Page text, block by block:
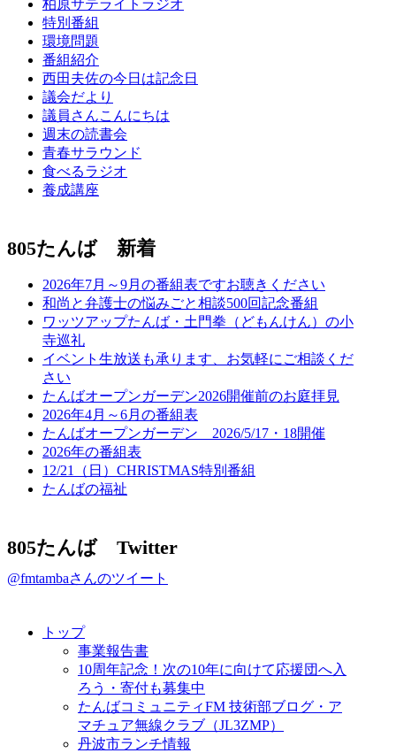
柏原サテライトラジオ
特別番組
環境問題
番組紹介
西田夫佐の今日は記念日
議会だより
議員さんこんにちは
週末の読書会
青春サラウンド
食べるラジオ
養成講座
805たんば 新着
2026年7月～9月の番組表ですお聴きください
和尚と弁護士の悩みごと相談500回記念番組
ワッツアップたんば・土門拳（どもんけん）の小
寺巡礼
イベント生放送も承ります、お気軽にご相談くだ
さい
たんばオープンガーデン2026開催前のお庭拝見
2026年4月～6月の番組表
たんばオープンガーデン 2026/5/17・18開催
2026年の番組表
12/21（日）CHRISTMAS特別番組
たんばの福祉
805たんば Twitter
@fmtambaさんのツイート
トップ
事業報告書
10周年記念！次の10年に向けて応援団へ入
ろう・寄付も募集中
たんばコミュニティFM 技術部ブログ・ア
マチュア無線クラブ（JL3ZMP）
丹波市ランチ情報